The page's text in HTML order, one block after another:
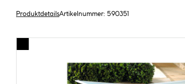
ProduktdetailsArtikelnummer: 590351